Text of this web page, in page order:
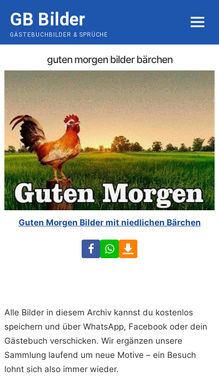
content
GB Bilder
GÄSTEBUCHBILDER & SPRÜCHE
MENU
guten morgen bilder bärchen
Guten Morgen Bilder mit niedlichen Bärchen
FacebookWhatsApp
Alle Bilder in diesem Archiv kannst du kostenlos
speichern und über WhatsApp, Facebook oder dein
Gästebuch verschicken. Wir ergänzen unsere
Sammlung laufend um neue Motive – ein Besuch
lohnt sich also immer wieder.